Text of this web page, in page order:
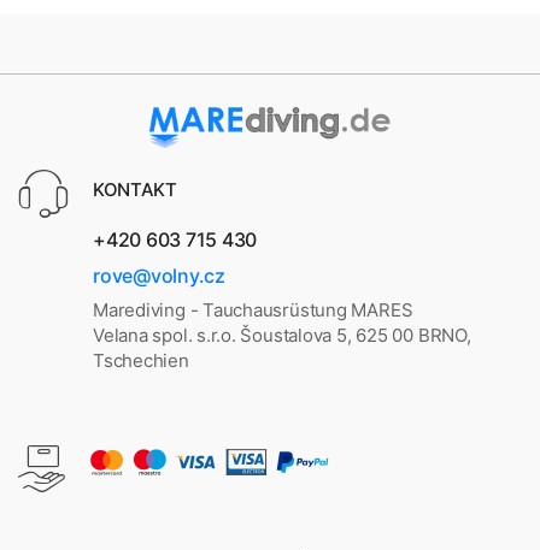
KONTAKT
+420 603 715 430
rove@volny.cz
Marediving - Tauchausrüstung MARES
Velana spol. s.r.o. Šoustalova 5, 625 00 BRNO,
Tschechien